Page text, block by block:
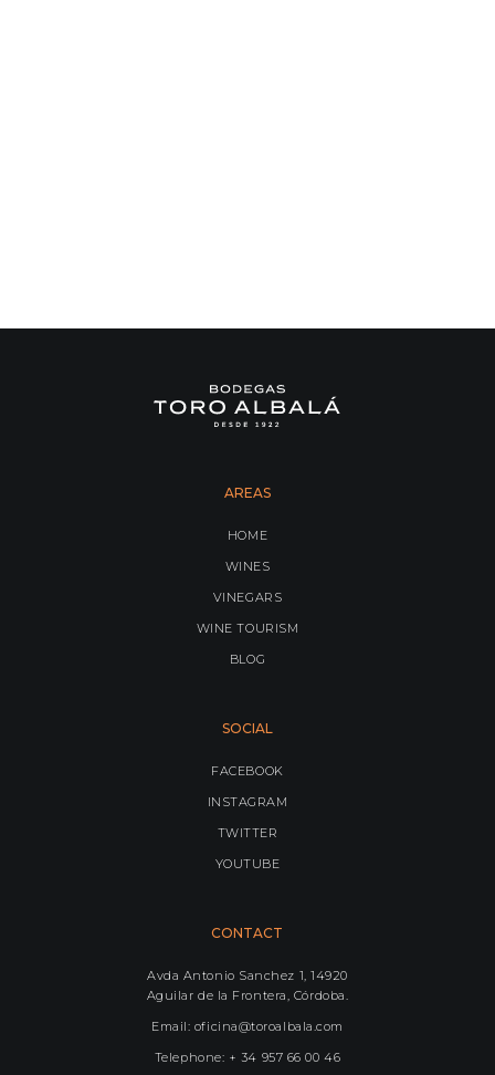
AREAS
HOME
WINES
VINEGARS
WINE TOURISM
BLOG
SOCIAL
FACEBOOK
INSTAGRAM
TWITTER
YOUTUBE
CONTACT
Avda Antonio Sanchez 1, 14920
Aguilar de la Frontera, Córdoba.
Email: oficina@toroalbala.com
Telephone: + 34 957 66 00 46